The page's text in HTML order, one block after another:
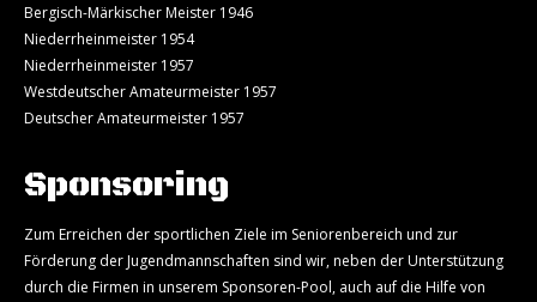
Bergisch-Märkischer Meister 1946
Niederrheinmeister 1954
Niederrheinmeister 1957
Westdeutscher Amateurmeister 1957
Deutscher Amateurmeister 1957
Sponsoring
Zum Erreichen der sportlichen Ziele im Seniorenbereich und zur
Förderung der Jugendmannschaften sind wir, neben der Unterstützung
durch die Firmen in unserem Sponsoren-Pool, auch auf die Hilfe von